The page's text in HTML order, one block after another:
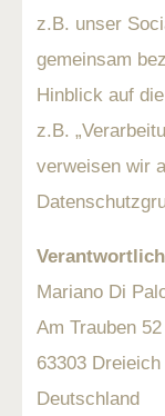
z.B. unser
gemeinsam
Hinblick auf
z.B.
verweisen wir
Mariano Di
Am Trauben 52
63303 Dreieich
Deutschland